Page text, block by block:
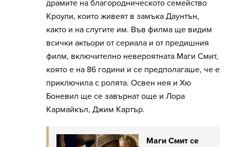
драмите на благородническото семейство
Кроули, които живеят в замъка Даунтън,
както и на слугите им. Във филма ще видим
всички актьори от сериала и от предишния
филм, включително невероятната Маги Смит,
която е на 86 години и се предполагаше, че е
приключила с ролята. Освен нея и Хю
Боневил ще се завърнат още и Лора
Кармайкъл, Джим Картър.
Маги Смит се